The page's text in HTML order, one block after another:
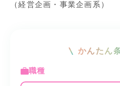
（経営企画・事業企画系）
かんたん
職種